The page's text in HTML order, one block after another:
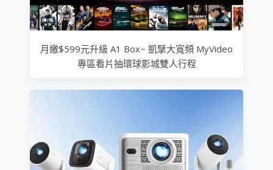
月繳$599元升級 A1 Box~ 凱擘大寬頻 MyVideo
專區看片抽環球影城雙人行程